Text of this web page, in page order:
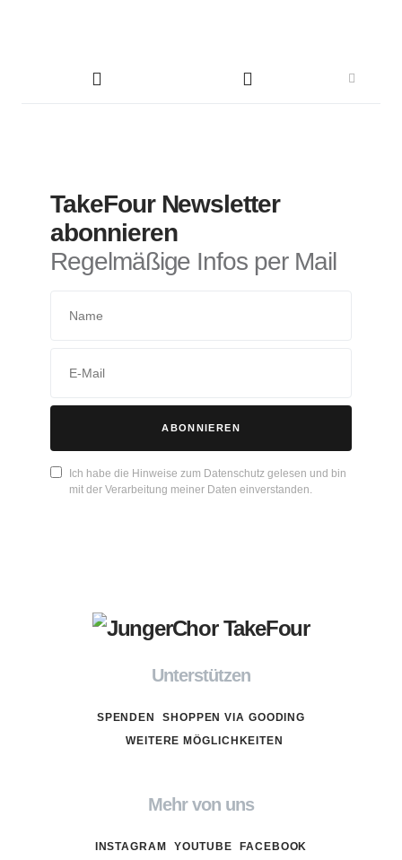
TakeFour Newsletter
abonnieren
Regelmäßige Infos per Mail
ABONNIEREN
Ich habe die Hinweise zum Datenschutz gelesen und bin
mit der Verarbeitung meiner Daten einverstanden.
Unterstützen
SPENDEN
SHOPPEN VIA GOODING
WEITERE MÖGLICHKEITEN
Mehr von uns
INSTAGRAM YOUTUBE FACEBOOK